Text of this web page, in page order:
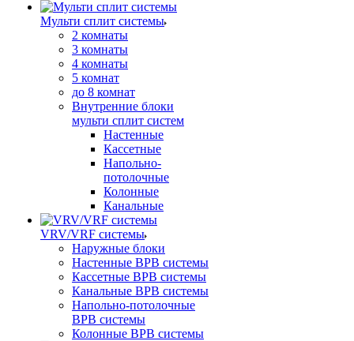
Мульти сплит системы
2 комнаты
3 комнаты
4 комнаты
5 комнат
до 8 комнат
Внутренние блоки
мульти сплит систем
Настенные
Кассетные
Напольно-
потолочные
Колонные
Канальные
VRV/VRF системы
Наружные блоки
Настенные ВРВ системы
Кассетные ВРВ системы
Канальные ВРВ системы
Напольно-потолочные
ВРВ системы
Колонные ВРВ системы